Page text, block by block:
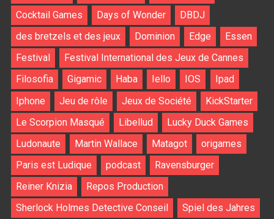
Cocktail Games
Days of Wonder
DBDJ
des bretzels et des jeux
Dominion Edge
Essen
Festival
Festival International des Jeux de Cannes
Filosofia
Gigamic Haba Iello IOS
Ipad
Iphone
Jeu de rôle Jeux de Société
KickStarter
Le Scorpion Masqué
Libellud
Lucky Duck Games
Ludonaute
Martin Wallace Matagot
origames
Paris est Ludique
podcast
Ravensburger
Reiner Knizia
Repos Production
Sherlock Holmes Detective Conseil
Spiel des Jahres